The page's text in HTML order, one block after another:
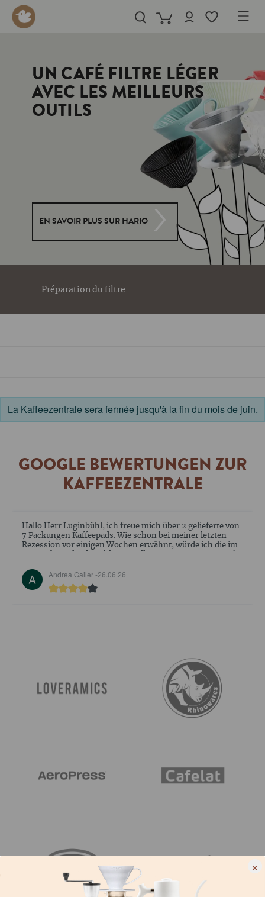
content
UN CAFÉ FILTRE LÉGER
AVEC LES MEILLEURS
OUTILS
EN SAVOIR PLUS SUR HARIO
Préparation du filtre
×
La Kaffeezentrale sera fermée jusqu'à la fin du mois de juin.
GOOGLE BEWERTUNGEN ZUR
KAFFEEZENTRALE
Die Reparatur meiner Espressomaschine ist noch nicht
abgeschlossen. Aber der Empfang ind Beratung war sehr
positiv .
Walter Ehrler -09.05.26